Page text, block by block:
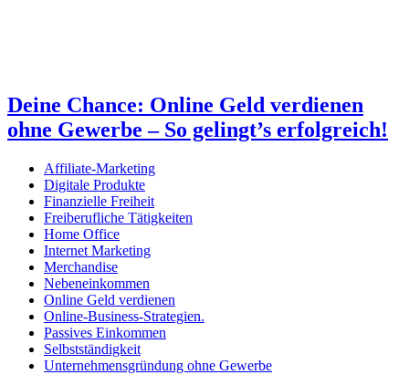
Deine Chance: Online Geld verdienen
ohne Gewerbe – So gelingt’s erfolgreich!
Affiliate-Marketing
Digitale Produkte
Finanzielle Freiheit
Freiberufliche Tätigkeiten
Home Office
Internet Marketing
Merchandise
Nebeneinkommen
Online Geld verdienen
Online-Business-Strategien.
Passives Einkommen
Selbstständigkeit
Unternehmensgründung ohne Gewerbe